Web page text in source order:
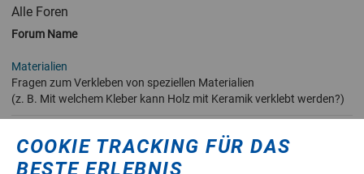
Alle Foren
Forum Name
Materialien
Fragen zum Verkleben von speziellen Materialien
(z. B. Mit welchem Kleber kann Holz mit Keramik verklebt werden?)
Fragen zu bestimmten Klebstoffen
COOKIE TRACKING FÜR DAS
BESTE ERLEBNIS